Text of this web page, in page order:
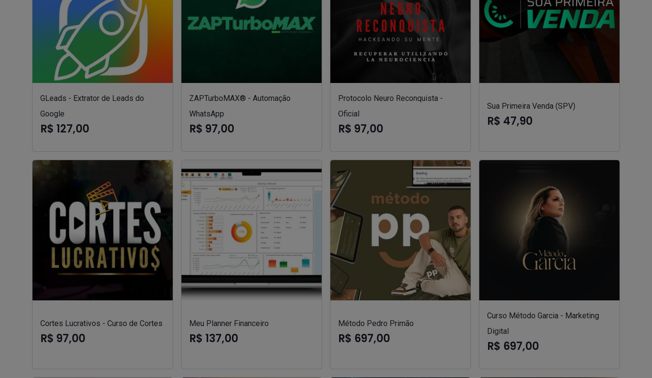
GLeads - Extrator de Leads do
Google
R$ 127,00
ZAPTurboMAX® - Automação
WhatsApp
R$ 97,00
Protocolo Neuro Reconquista -
Oficial
R$ 97,00
Sua Primeira Venda (SPV)
R$ 47,90
Cortes Lucrativos - Curso de Cortes
R$ 97,00
Meu Planner Financeiro
R$ 137,00
Método Pedro Primão
R$ 697,00
Curso Método Garcia - Marketing
Digital
R$ 697,00